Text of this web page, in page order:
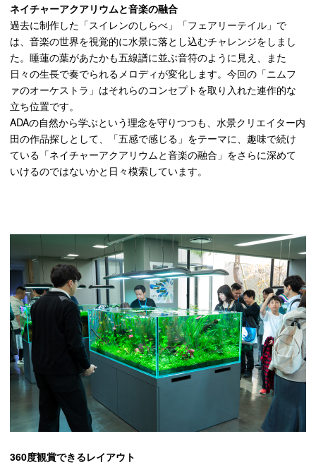
ネイチャーアクアリウムと音楽の融合
過去に制作した「スイレンのしらべ」「フェアリーテイル」で
は、音楽の世界を視覚的に水景に落とし込むチャレンジをしまし
た。睡蓮の葉があたかも五線譜に並ぶ音符のように見え、また
日々の生長で奏でられるメロディが変化します。今回の「ニムフ
ァのオーケストラ」はそれらのコンセプトを取り入れた連作的な
立ち位置です。
ADAの自然から学ぶという理念を守りつつも、水景クリエイター内
田の作品探しとして、「五感で感じる」をテーマに、趣味で続け
ている「ネイチャーアクアリウムと音楽の融合」をさらに深めて
いけるのではないかと日々模索しています。
360度観賞できるレイアウト